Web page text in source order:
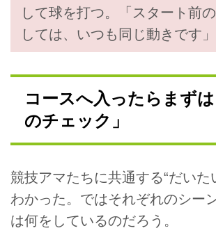
して球を打つ。「スタート前
しては、いつも同じ動きです」
コースへ入ったらまず
のチェック」
競技アマたちに共通する“だいた
わかった。ではそれぞれのシー
は何をしているのだろう。